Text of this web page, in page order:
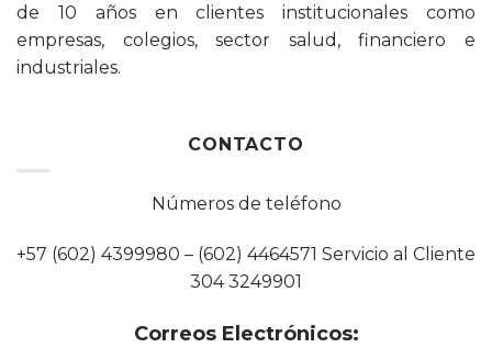
de 10 años en clientes institucionales como
empresas, colegios, sector salud, financiero e
industriales.
CONTACTO
Números de teléfono
+57 (602) 4399980 – (602) 4464571 Servicio al Cliente
304 3249901
Correos Electrónicos: